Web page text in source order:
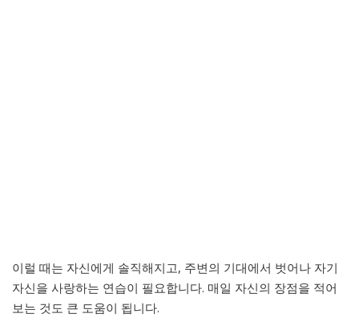
이럴 때는 자신에게 솔직해지고, 주변의 기대에서 벗어나 자기
자신을 사랑하는 연습이 필요합니다. 매일 자신의 장점을 적어
보는 것도 큰 도움이 됩니다.